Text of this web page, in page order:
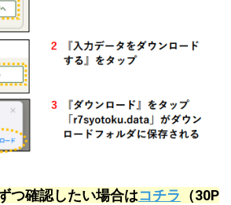
つ確認したい場合はコチラ （30P